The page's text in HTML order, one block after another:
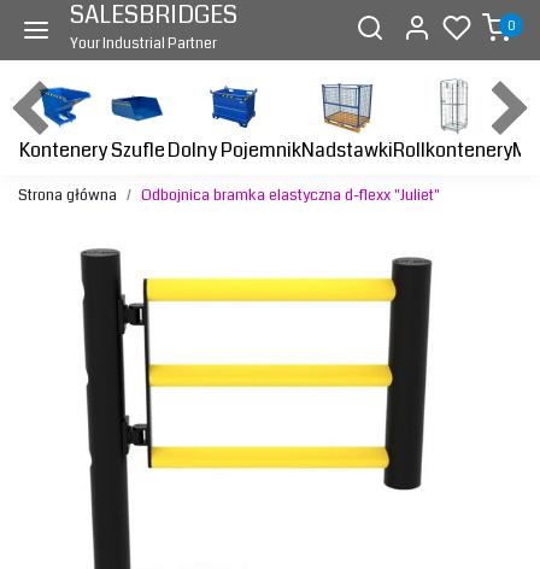
SALESBRIDGES
Your Industrial Partner
0
KontenerySzufleDolny PojemnikNadstawkiRollkontenery
Strona główna Odbojnica bramka elastyczna d-flexx "Juliet"
Previous